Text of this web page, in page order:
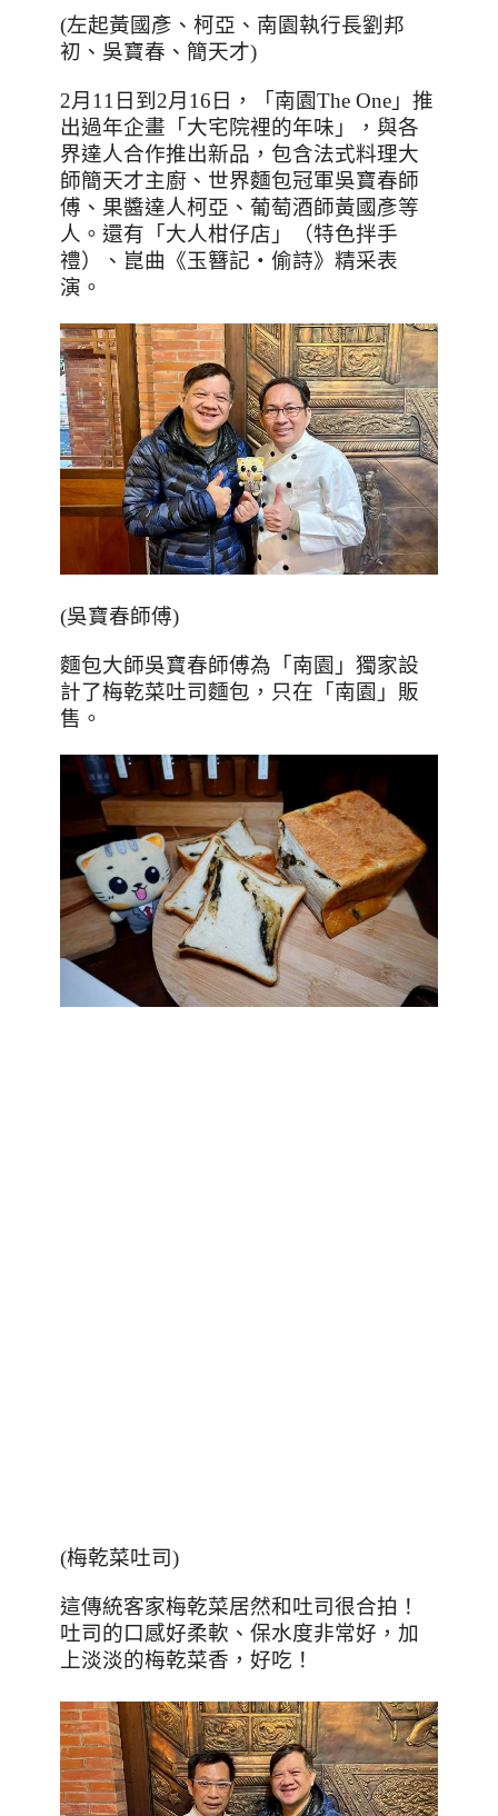
(左起黃國彥、柯亞、南園執行長劉邦
初、吳寶春、簡天才)
2月 11 日到 2月 16 日，「南園The One 」推
出過年企畫「大宅院裡的年味」，與各
界達人合作推出新品，包含法式料理大
師簡天才主廚、世界麵包冠軍吳寶春師
傅、果醬達人柯亞、葡萄酒師黃國彥等
人。還有「大人柑仔店」（特色拌手
禮）、崑曲《玉簪記‧偷詩》精采表
演。
(吳寶春師傅)
麵包大師吳寶春師傅為「南園」獨家設
計了梅乾菜吐司麵包，只在「南園」販
售。
(梅乾菜吐司)
這傳統客家梅乾菜居然和吐司很合拍！
吐司的口感好柔軟、保水度非常好，加
上淡淡的梅乾菜香，好吃！